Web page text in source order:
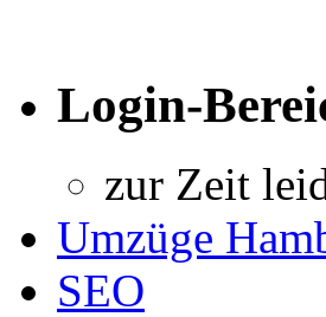
Login-
zur Zeit
Umzüge
SEO